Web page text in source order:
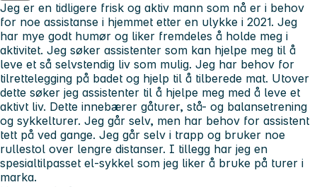
Jeg er en tidligere frisk og aktiv mann som nå er i behov
for noe assistanse i hjemmet etter en ulykke i 2021. Jeg
har mye godt humør og liker fremdeles å holde meg i
aktivitet. Jeg søker assistenter som kan hjelpe meg til å
leve et så selvstendig liv som mulig. Jeg har behov for
tilrettelegging på badet og hjelp til å tilberede mat. Utover
dette søker jeg assistenter til å hjelpe meg med å leve et
aktivt liv. Dette innebærer gåturer, stå- og balansetrening
og sykkelturer. Jeg går selv, men har behov for assistent
tett på ved gange. Jeg går selv i trapp og bruker noe
rullestol over lengre distanser. I tillegg har jeg en
spesialtilpasset el-sykkel som jeg liker å bruke på turer i
marka.